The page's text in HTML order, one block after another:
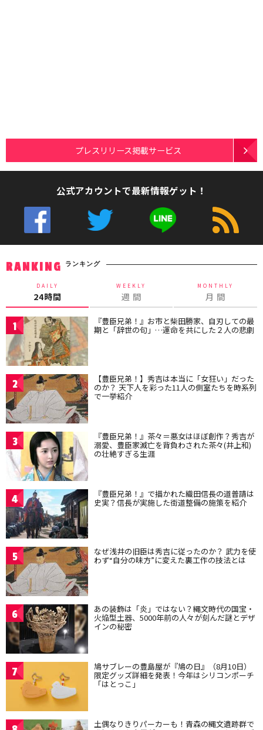
プレスリリース掲載サービス
公式アカウントで最新情報ゲット！
RANKING ランキング
DAILY
24時間
WEEKLY
週 間
MONTHLY
月 間
1 『豊臣兄弟！』お市と柴田勝家、自刃しての最
期と「辞世の句」…運命を共にした２人の悲劇
2 【豊臣兄弟！】秀吉は本当に「女狂い」だった
のか？ 天下人を彩った11人の側室たちを時系列
で一挙紹介
3 『豊臣兄弟！』茶々＝悪女はほぼ創作？秀吉が
溺愛、豊臣家滅亡を背負わされた茶々(井上和)
の壮絶すぎる生涯
4 『豊臣兄弟！』で描かれた織田信長の道普請は
史実？信長が実施した街道整備の施策を紹介
5 なぜ浅井の旧臣は秀吉に従ったのか？ 武力を使
わず“自分の味方”に変えた裏工作の技法とは
6 あの装飾は「炎」ではない？縄文時代の国宝・
火焔型土器、5000年前の人々が刻んだ謎とデザ
インの秘密
7 鳩サブレーの豊島屋が『鳩の日』（8月10日）
限定グッズ詳細を発表！今年はシリコンポーチ
「はとっこ」
土偶なりきりパーカーも！青森の縄文遺跡群で